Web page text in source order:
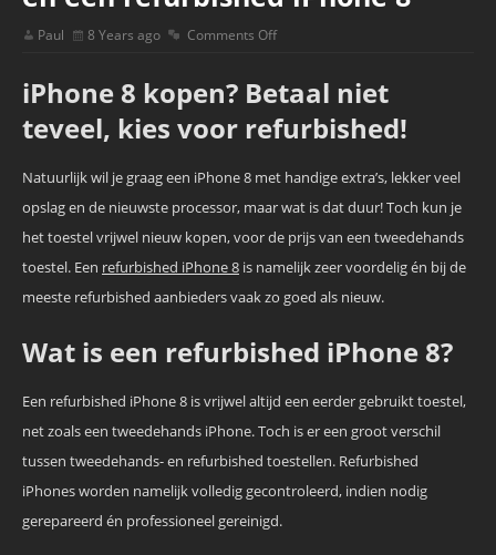
Paul 8 Years ago Comments Off
iPhone 8 kopen? Betaal niet
teveel, kies voor refurbished!
Natuurlijk wil je graag een iPhone 8 met handige extra’s, lekker veel
opslag en de nieuwste processor, maar wat is dat duur! Toch kun je
het toestel vrijwel nieuw kopen, voor de prijs van een tweedehands
toestel. Een refurbished iPhone 8 is namelijk zeer voordelig én bij de
meeste refurbished aanbieders vaak zo goed als nieuw.
Wat is een refurbished iPhone 8?
Een refurbished iPhone 8 is vrijwel altijd een eerder gebruikt toestel,
net zoals een tweedehands iPhone. Toch is er een groot verschil
tussen tweedehands- en refurbished toestellen. Refurbished
iPhones worden namelijk volledig gecontroleerd, indien nodig
gerepareerd én professioneel gereinigd.